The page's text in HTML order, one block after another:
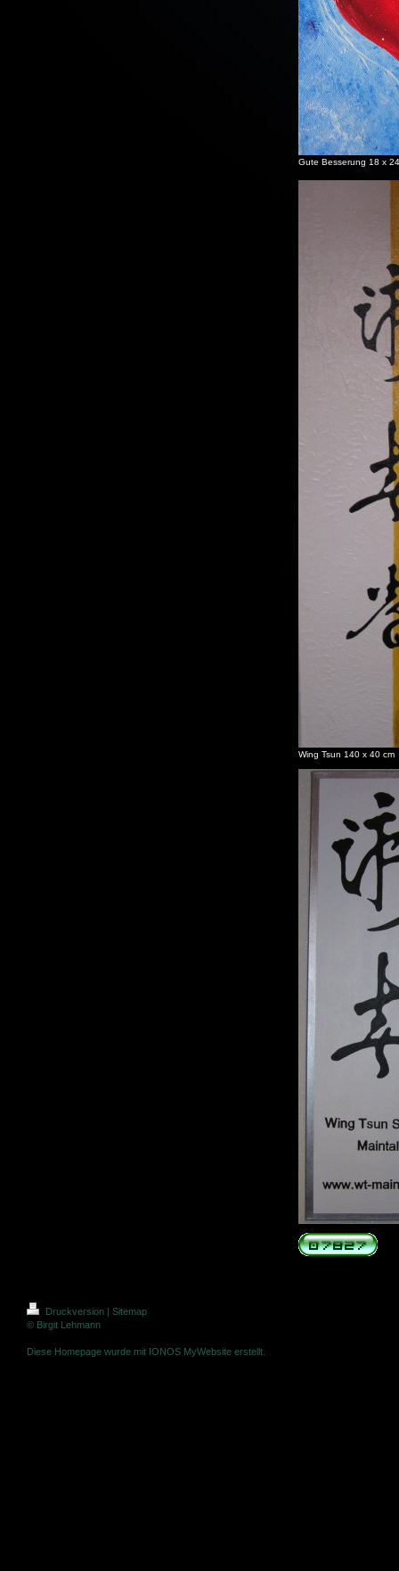
Gute Besserung 18 x
Wing Tsun 140 x 40 cm
Druckversion | Sitemap
© Birgit Lehmann
Diese Homepage wurde mit IONOS MyWebsite erstellt.